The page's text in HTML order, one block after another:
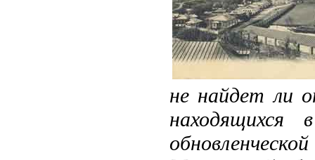
не найдет ли
находящихся